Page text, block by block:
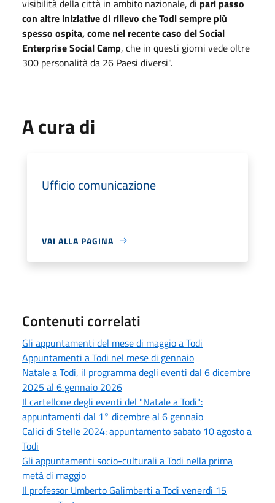
visibilità della città in ambito nazionale, di pari passo
con altre iniziative di rilievo che Todi sempre più
spesso ospita, come nel recente caso del Social
Enterprise Social Camp, che in questi giorni vede oltre
300 personalità da 26 Paesi diversi".
A cura di
Ufficio comunicazione
VAI ALLA PAGINA
Contenuti correlati
Gli appuntamenti del mese di maggio a Todi
Appuntamenti a Todi nel mese di gennaio
Natale a Todi, il programma degli eventi dal 6 dicembre
2025 al 6 gennaio 2026
Il cartellone degli eventi del "Natale a Todi":
appuntamenti dal 1° dicembre al 6 gennaio
Calici di Stelle 2024: appuntamento sabato 10 agosto a
Todi
Gli appuntamenti socio-culturali a Todi nella prima
metà di maggio
Il professor Umberto Galimberti a Todi venerdì 15